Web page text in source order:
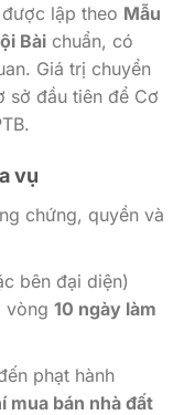
lập theo Mẫu
Bàichuẩn, có
Giá trị chuyển
sở đầu tiên để Cơ
vụ
chứng, quyền và
bên đại diện)
vòng 10 ngày làm
phạt hành
mua bán nhà đất